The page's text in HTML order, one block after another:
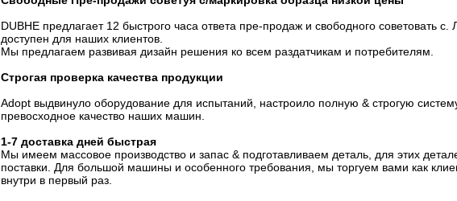
DUBHE предлагает 12 быстрого часа ответа пре-продаж и свободного советовать
доступен для наших клиентов.
Мы предлагаем развивая дизайн решения ко всем раздатчикам и потребителям.
Строгая проверка качества продукции
Adopt выдвинуло оборудование для испытаний, настроило полную & строгую
превосходное качество наших машин.
1-7 доставка дней быстрая
Мы имеем массовое производство и запас & подготавливаем деталь, для этих
поставки. Для большой машины и особенного требования, мы торгуем вами как
внутри в первый раз.